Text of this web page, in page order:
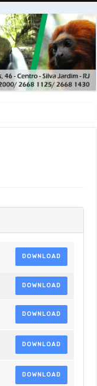
DOWNLOAD
DOWNLOAD
DOWNLOAD
DOWNLOAD
DOWNLOAD